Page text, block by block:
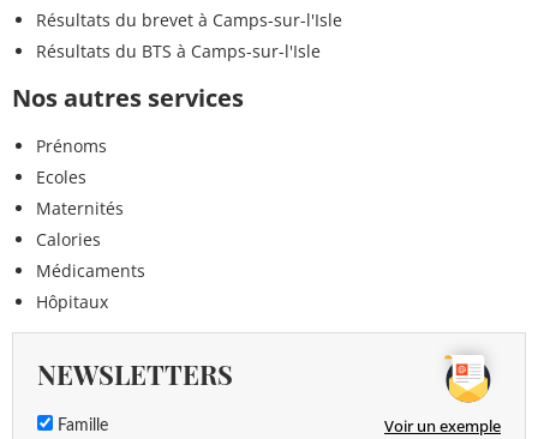
Résultats du brevet à Camps-sur-l'Isle
Résultats du BTS à Camps-sur-l'Isle
Nos autres services
Prénoms
Ecoles
Maternités
Calories
Médicaments
Hôpitaux
NEWSLETTERS
Famille Voir un exemple